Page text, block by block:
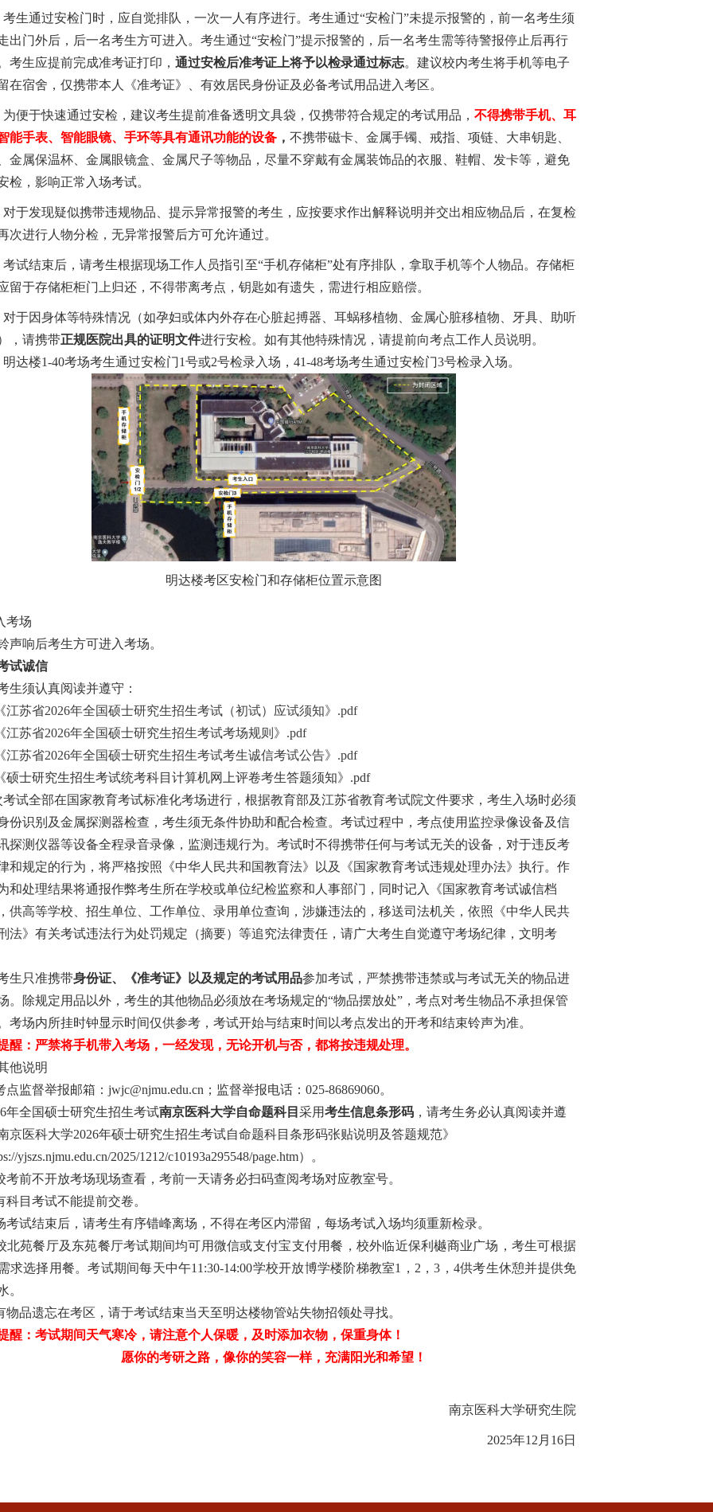
考生通过安检门时，应自觉排队，一次一人有序进行。考生通过“安检门”未提示报警的，前一名考生须
出门外后，后一名考生方可进入。考生通过“安检门”提示报警的，后一名考生需等待警报停止后再行
考生应提前完成准考证打印 ， 通过安检后准考证上将予以检录通过标志。 建议校内考生将手机等电子
在宿舍 ， 仅携带本人 《准考证》 有效居民身份证及 必备考试用品进入考区。
为便于快速通过安检 ， 建议考生提前准备透明文具袋， 仅携带符合规定的考试用品 ， 不得携带手机、 耳
能手表、智能眼镜、手环等具有通讯功能的设备 ， 不携带磁卡、金属手镯、戒指、项链、大串钥匙、
金属保温杯、金属眼镜盒、金属尺子等物品，尽量不穿戴有金属装饰品的衣服、鞋帽、发卡等，避免
检，影响正常入场考试。
对于发现疑似携带违规物品、提示异常报警的考生，应按要求作出解释说明并交出相应物品后，在复检
次进行人物分检，无异常报警后方可允许通过。
考试结束后，请考生根据现场工作人员指引至“手机存储柜”处有序排队，拿取手机等个人物品。存储柜
留于存储柜柜门上归还，不得带离考点，钥匙如有遗失，需进行相应赔偿。
对于因身体等特殊情况 （如孕妇或体内外存在心脏起搏器、耳蜗移植物、金属心脏移植物、牙具、助听
，请携带正规医院出具的证明文件进行安检。 如有其他特殊情况 ， 请提前向考点工作 人员说明 。
明达楼1-40考场考生通过安检门1号或2号检录入场， 41-48考场考生通过安检门3号检录入场。
明达楼考区安检门和存储柜位置示意图
考场
声响后考生方可进入考场。
试诚信
生须认真阅读并遵守：
《江苏省2026年全国硕士研究生招生考试（初试）应试须知》 .pdf
《江苏省2026年全国硕士研究生招生考试考场规则 》 .pdf
《江苏省2026年全国硕士研究生招生考试考生诚信考试公告》.pdf
《硕士研究生招生考试统考科目计算机网上评卷考生答题须知》.pdf
考试全部在国家教育考试标准化考场进行，根据教育部及江苏省教育考试院文件要求，考生入场时必须
份识别及金属探测器检查，考生须无条件协助和配合检查。考试过程中，考点使用监控录像设备及信
探测仪器等设备全程录音录像，监测违规行为。考试时不得携带任何与考试无关的设备，对于违反考
和规定的行为，将严格按照《中华人民共和国教育法》以及《国家教育考试违规处理办法》执行。作
和处理结果将通报作弊考生所在学校或单位纪检监察和人事部门，同时记入《国家教育考试诚信档
供高等学校、招生单位、工作单位、录用单位查询，涉嫌违法的，移送司法机关，依照《中华人民共
法》有关考试违法行为处罚规定（摘要）等追究法律责任，请广大考生自觉遵守考场纪律，文明考
生只准携带身份证、《准考证》以及规定的考试用品参加考试，严禁携带违禁或与考试无关的物品进
。除规定用品以外，考生的其他物品必须放在考场规定的“物品摆放处”，考点对考生物品不承担保管
考场内所挂时钟显示时间仅供参考，考试开始与结束时间以考点发出的开考和结束铃声为准。
醒：严禁将手机带入考场，一经发现，无论开机与否，都将按违规处理。
他说明
点监督举报邮箱： jwjc@njmu.edu.cn； 监督举报电话： 025-86869060。
6年全国硕士研究生招生考试南京医科大学自命题科目 采用考生信息条形码 ， 请考生务必认真阅读并遵
京医科大学2026年硕士研究生招生考试自命题科目条形码张贴说明及答题规范》
yjszs.njmu.edu.cn/2025/1212/c10193a295548/page.htm）。
考前不开放考场现场查看 ， 考前一天请务必扫码查阅考场对应教室号。
科目考试不能提前交卷。
考试结束后，请考生有序错峰离场，不得在考区内滞留，每场考试入场均须重新检录。
北苑餐厅及东苑餐厅考试期间均可用微信或支付宝支付用餐，校外临近保利樾商业广场，考生可根据
求选择用餐。考试期间每天中午11:30-14:00学校开放博学楼阶梯教室1 ， 2 ，3 ， 4供考生休憩并提供免
。
物品遗忘在考区， 请于考试结束当天至明达楼物管站失物招领处寻找。
醒：考试期间天气寒冷，请注意个人保暖，及时添加衣物，保重身体！
愿你的考研之路，像你的笑容一样，充满阳光和希望！
南京医科大学研究生院
2025年12月16日